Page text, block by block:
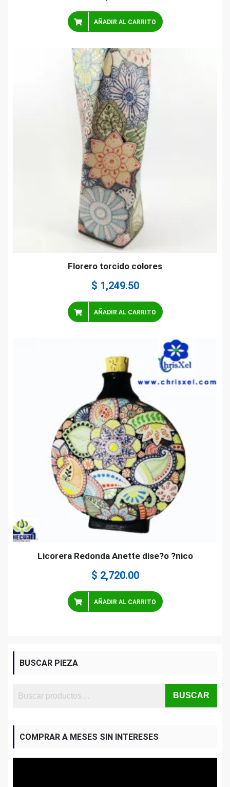
AÑADIR AL CARRITO
Florero torcido colores
$ 1,249.50
AÑADIR AL CARRITO
Licorera Redonda Anette dise?o ?nico
$ 2,720.00
AÑADIR AL CARRITO
BUSCAR PIEZA
BUSCAR
COMPRAR A MESES SIN INTERESES